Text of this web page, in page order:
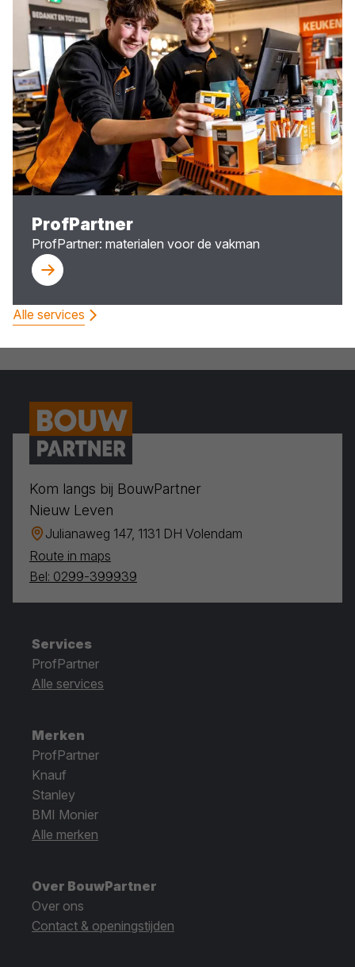
ProfPartner
ProfPartner: materialen voor de vakman
Alle services
Kom langs bij BouwPartner
Nieuw Leven
Julianaweg 147, 1131 DH Volendam
Route in maps
Bel: 0299-399939
Services
ProfPartner
Alle services
Merken
ProfPartner
Knauf
Stanley
BMI Monier
Alle merken
Over BouwPartner
Over ons
Contact & openingstijden